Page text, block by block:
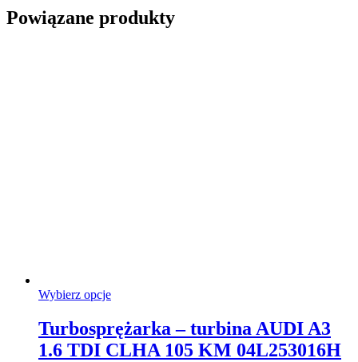
Powiązane produkty
Wybierz opcjeTen
wiele
wariantów.
Turbosprężarka – turbina AUDI A3
1.6 TDI CLHA 105 KM 04L253016H